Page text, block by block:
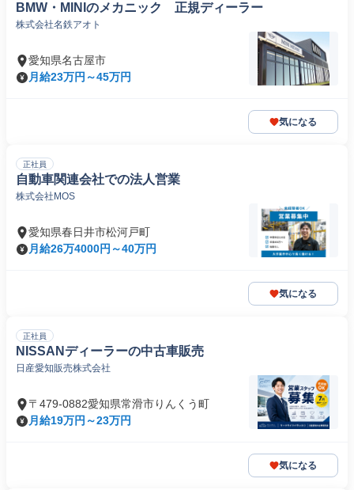
BMW・MINIのメカニック 正規ディーラー
株式会社名鉄アオト
愛知県名古屋市
月給23万円～45万円
気になる
正社員
自動車関連会社での法人営業
株式会社MOS
愛知県春日井市松河戸町
月給26万4000円～40万円
気になる
正社員
NISSANディーラーの中古車販売
日産愛知販売株式会社
〒479-0882愛知県常滑市りんくう町
月給19万円～23万円
気になる